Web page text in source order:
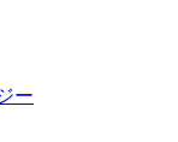
ー